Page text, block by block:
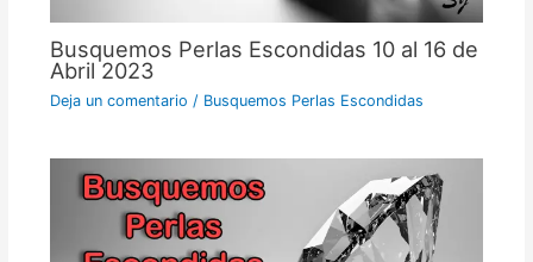
Busquemos Perlas Escondidas 10 al 16 de
Abril 2023
Deja un comentario / Busquemos Perlas Escondidas